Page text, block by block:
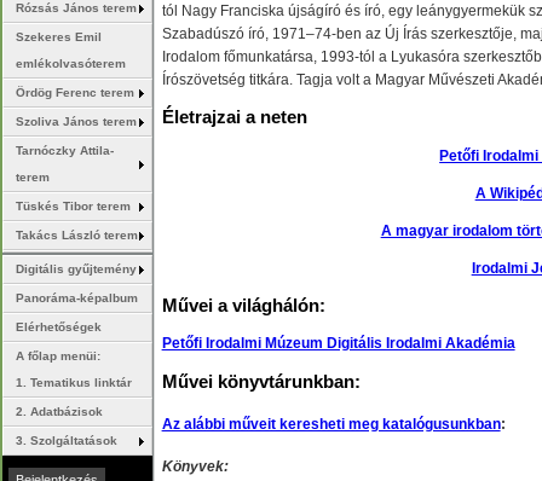
tól Nagy Franciska újságíró és író, egy leánygyermekük
Szabadúszó író, 1971–74-ben az Új Írás szerkesztője,
Irodalom főmunkatársa, 1993-tól a Lyukasóra
Írószövetség titkára. Tagja volt a Magyar Művészeti
Életrajzai a neten
Petőfi Irodalmi
A
A magyar irodalom
Irodalmi
Művei a világhálón:
Petőfi Irodalmi Múzeum Digitális Irodalmi Akadémia
Művei könyvtárunkban:
Az alábbi műveit keresheti meg katalógusunkban:
Könyvek:
Rózsás János terem
Szekeres Emil
emlékolvasóterem
Ördög Ferenc terem
Szoliva János terem
Tarnóczky Attila-
terem
Tüskés Tibor terem
Takács László terem
Digitális gyűjtemény
Panoráma-képalbum
Elérhetőségek
A főlap menüi:
1. Tematikus linktár
2. Adatbázisok
3. Szolgáltatások